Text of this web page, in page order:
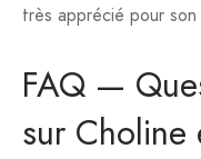
très apprécié pour
FAQ —
sur Choline